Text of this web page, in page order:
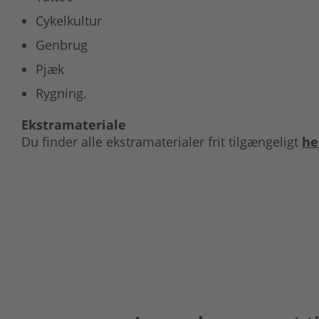
Cykelkultur
Genbrug
Pjæk
Rygning.
Ekstramateriale
Du finder alle ekstramaterialer frit tilgængeligt